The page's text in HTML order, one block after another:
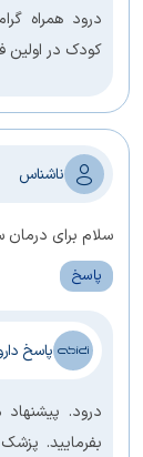
درود همراه
کودک در اولین
ناشناس
سلام برای درمان
پاسخ
پاسخ
درود.
بفرمایید.